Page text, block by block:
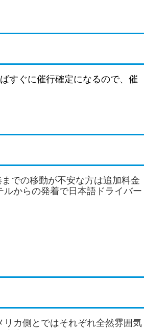
すぐに催行確定になるので、催
での移動が不安な方は追加料金
からの発着で日本語ドライバー
カ側とではそれぞれ全然雰囲気